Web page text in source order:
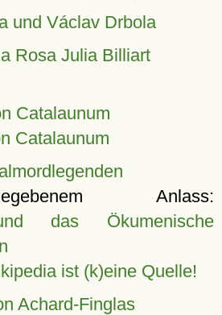
und Václav Drbola
Rosa Julia Billiart
Catalaunum
Catalaunum
Anlass:
das Ökumenische
ist (k)eine Quelle!
Achard-Finglas